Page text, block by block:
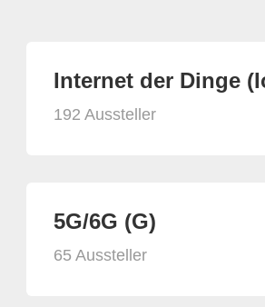
Internet der Dinge
192 Aussteller
5G/6G (G)
65 Aussteller